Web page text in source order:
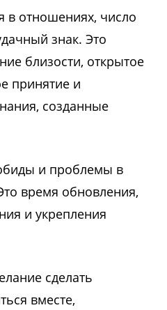
в отношениях, число
знак. Это
близости, открытое
принятие и
созданные
и проблемы в
время обновления,
и укрепления
сделать
вместе,